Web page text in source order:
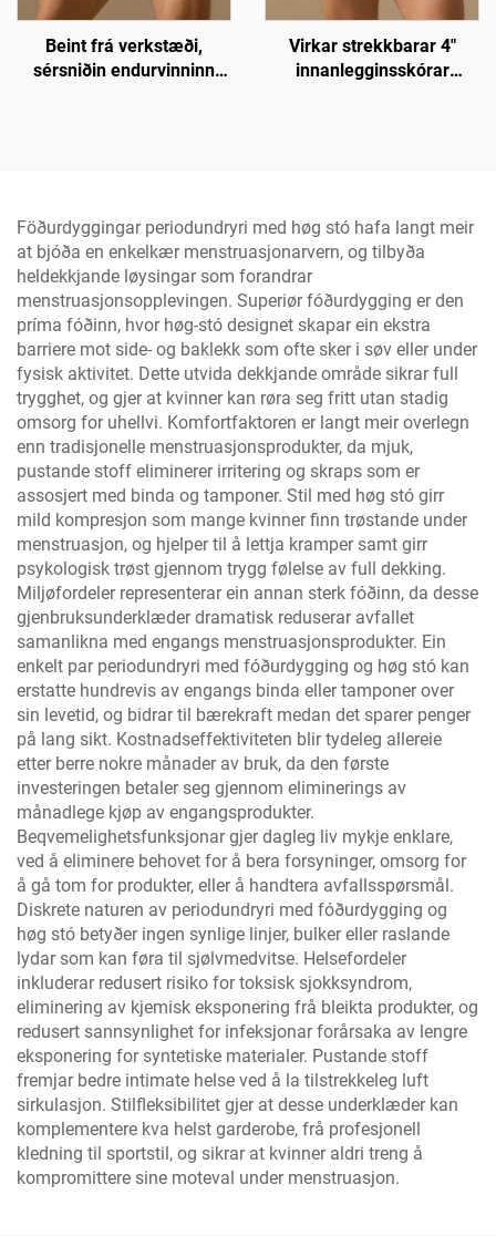
Beint frá verkstæði,
sérsniðin endurvinninn
Virkar strekkbarar 4"
innanlegginsskórar
Sérsniðnar OEM
undirtyyjur
Föðurdyggingar periodundryri med høg stó hafa langt meir
at bjóða en enkelkær menstruasjonarvern, og tilbyða
heldekkjande løysingar som forandrar
menstruasjonsopplevingen. Superiør fóðurdygging er den
príma fóðinn, hvor høg-stó designet skapar ein ekstra
barriere mot side- og baklekk som ofte sker i søv eller under
fysisk aktivitet. Dette utvida dekkjande område sikrar full
trygghet, og gjer at kvinner kan røra seg fritt utan stadig
omsorg for uhellvi. Komfortfaktoren er langt meir overlegn
enn tradisjonelle menstruasjonsprodukter, da mjuk,
pustande stoff eliminerer irritering og skraps som er
assosjert med binda og tamponer. Stil med høg stó girr
mild kompresjon som mange kvinner finn trøstande under
menstruasjon, og hjelper til å lettja kramper samt girr
psykologisk trøst gjennom trygg følelse av full dekking.
Miljøfordeler representerar ein annan sterk fóðinn, da desse
gjenbruksunderklæder dramatisk reduserar avfallet
samanlikna med engangs menstruasjonsprodukter. Ein
enkelt par periodundryri med fóðurdygging og høg stó kan
erstatte hundrevis av engangs binda eller tamponer over
sin levetid, og bidrar til bærekraft medan det sparer penger
på lang sikt. Kostnadseffektiviteten blir tydeleg allereie
etter berre nokre månader av bruk, da den første
investeringen betaler seg gjennom eliminerings av
månadlege kjøp av engangsprodukter.
Beqvemelighetsfunksjonar gjer dagleg liv mykje enklare,
ved å eliminere behovet for å bera forsyninger, omsorg for
å gå tom for produkter, eller å handtera avfallsspørsmål.
Diskrete naturen av periodundryri med fóðurdygging og
høg stó betyðer ingen synlige linjer, bulker eller raslande
lydar som kan føra til sjølvmedvitse. Helsefordeler
inkluderar redusert risiko for toksisk sjokksyndrom,
eliminering av kjemisk eksponering frå bleikta produkter, og
redusert sannsynlighet for infeksjonar forårsaka av lengre
eksponering for syntetiske materialer. Pustande stoff
fremjar bedre intimate helse ved å la tilstrekkeleg luft
sirkulasjon. Stilfleksibilitet gjer at desse underklæder kan
komplementere kva helst garderobe, frå profesjonell
kledning til sportstil, og sikrar at kvinner aldri treng å
kompromittere sine moteval under menstruasjon.